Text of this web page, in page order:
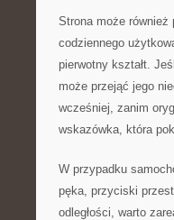
Strona może
codziennego
pierwotny kształt.
może przejąć jego
wcześniej, zanim
wskazówka, która
W przypadku
pęka, przyciski
odległości, warto